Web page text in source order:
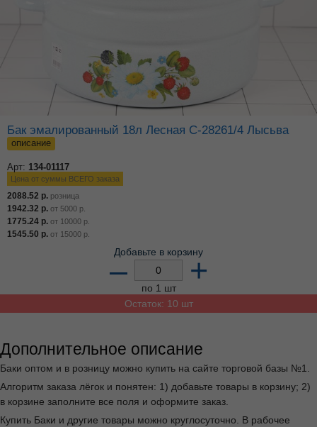
Бак эмалированный 18л Лесная С-28261/4 Лысьва
описание
Арт: 134-01117
Цена от суммы ВСЕГО заказа
2088.52 р. розница
1942.32 р. от 5000 р.
1775.24 р. от 10000 р.
1545.50 р. от 15000 р.
Добавьте в корзину
– +
по 1 шт
Остаток: 10 шт
Дополнительное описание
Баки оптом и в розницу можно купить на сайте торговой базы №1.
Алгоритм заказа лёгок и понятен: 1) добавьте товары в корзину; 2)
в корзине заполните все поля и оформите заказ.
Купить Баки и другие товары можно круглосуточно. В рабочее